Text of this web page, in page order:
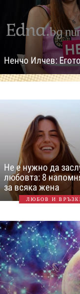
Ненчо Илчев:
Не е нужно да
любовта: 8
за всяка жена
ЛЮБОВ И